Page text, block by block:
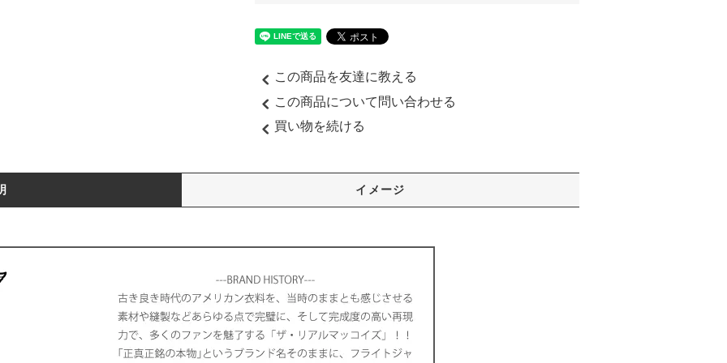
この商品を友達に教える
この商品について問い合わせる
買い物を続ける
イメージ